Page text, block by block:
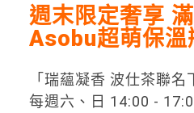
週末限定奢享
Asobu超萌保溫
「瑞蘊凝香 波仕茶聯
每週六、日 14:00 -